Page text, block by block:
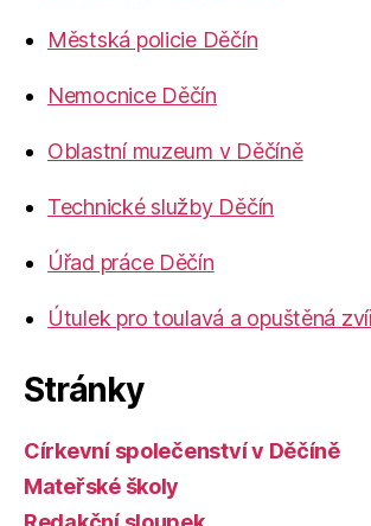
Městská policie Děčín
Nemocnice Děčín
Oblastní muzeum v Děčíně
Technické služby Děčín
Úřad práce Děčín
Útulek pro toulavá a opuštěná
Stránky
Církevní společenství v Děčíně
Mateřské školy